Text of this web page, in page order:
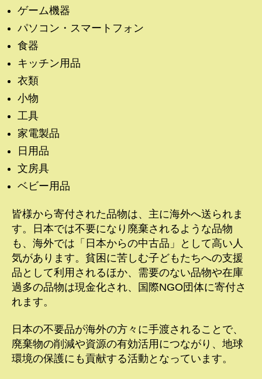
ゲーム機器
パソコン・スマートフォン
食器
キッチン用品
衣類
小物
工具
家電製品
日用品
文房具
ベビー用品
皆様から寄付された品物は、主に海外へ送られま
す。日本では不要になり廃棄されるような品物
も、海外では「日本からの中古品」として高い人
気があります。貧困に苦しむ子どもたちへの支援
品として利用されるほか、需要のない品物や在庫
過多の品物は現金化され、国際NGO団体に寄付さ
れます。
日本の不要品が海外の方々に手渡されることで、
廃棄物の削減や資源の有効活用につながり、地球
環境の保護にも貢献する活動となっています。